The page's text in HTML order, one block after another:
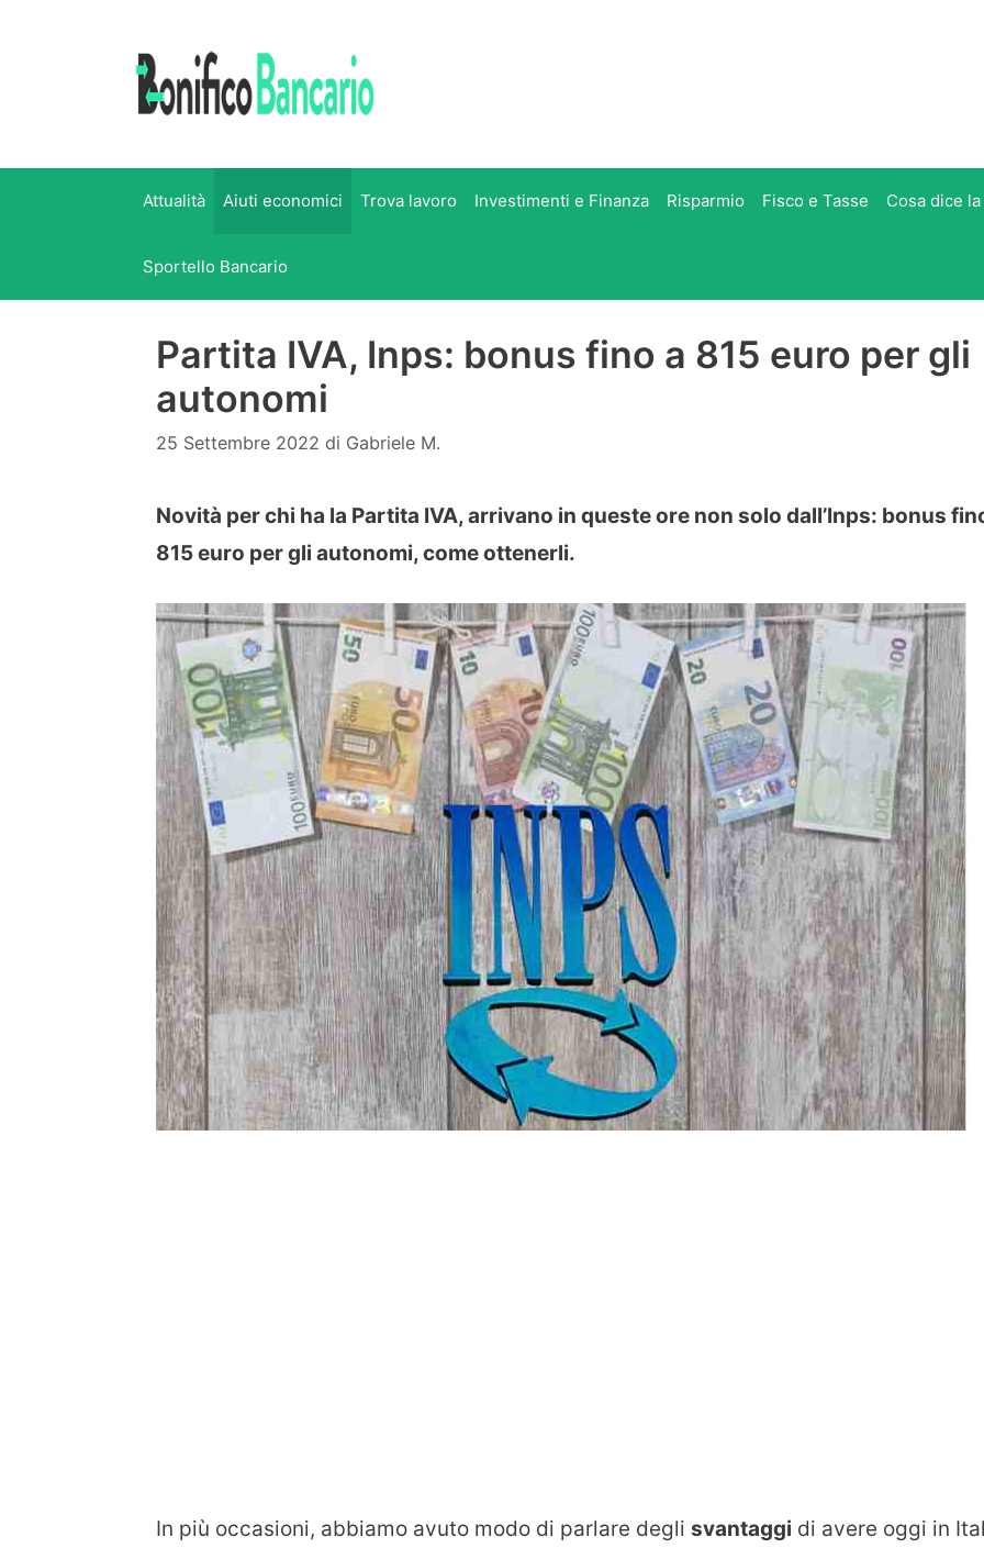
Attualità Aiuti economici Trova lavoro Investimenti e Finanza Risparmio Fisco e Tasse Cosa dice
Sportello Bancario
Partita IVA, Inps: bonus fino a 815 euro per gli
autonomi
25 Settembre 2022 di Gabriele M.
Novità per chi ha la Partita IVA, arrivano in queste ore non solo dall’Inps: bonus
815 euro per gli autonomi, come ottenerli.
In più occasioni, abbiamo avuto modo di parlare degli svantaggi di avere oggi in